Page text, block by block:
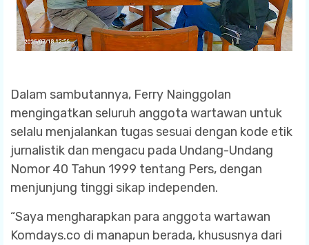
Dalam sambutannya, Ferry Nainggolan
mengingatkan seluruh anggota wartawan untuk
selalu menjalankan tugas sesuai dengan kode etik
jurnalistik dan mengacu pada Undang-Undang
Nomor 40 Tahun 1999 tentang Pers, dengan
menjunjung tinggi sikap independen.
“Saya mengharapkan para anggota wartawan
Komdays.co di manapun berada, khususnya dari